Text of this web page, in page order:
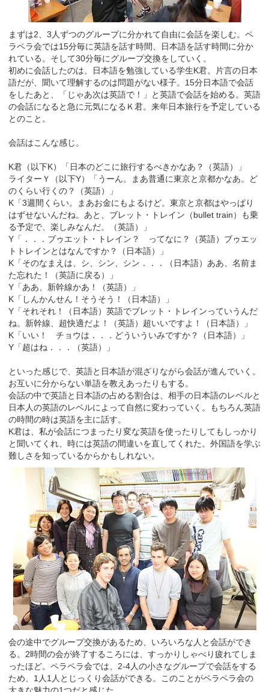
まずは2、3人ずつのグループに分かれて自由に会話を楽しむ。ペ
ラペラ会では15分毎に英語を話す時間、日本語を話す時間に分か
れている。そして30分毎にグループ交換をしていく。
初めに会話したのは、日本語を勉強している学生K君。片言の日本
語だが、聞いて理解するのは問題がない様子。15分日本語で会話
をしたあと、「じゃあ次は英語で！」と英語で会話を始める。英語
の会話になると急に元気になるＫ君。来年日本旅行を予定している
とのこと。
会話はこんな感じ。
K君（以下K）「日本のどこに旅行するべきかなあ？（英語）」
ライターＹ（以下Y）「うーん。まあ普通に東京と京都かなあ。ど
のくらい行くの？（英語）」
K「3週間くらい。まあお金にもよるけど。東京と京都はやっぱり
はずせないんだね。あと、ブレット・トレイン（bullet train）も乗
る予定で、楽しみなんだ。（英語）」
Y「．．．ブゥエット・トレイン？ ってなに？（英語）ブゥエッ
トトレインとはなんですか？（日本語）」
K「そのなまえは、シ、シン、シン．．．（日本語）ああ、名前ま
た忘れた！（英語に戻る）」
Y「ああ、新幹線かあ！（英語）」
K「しんかんせん！そうそう！（日本語）」
Y「それそれ！（日本語）英語でブレット・トレインっていうんだ
ね。新幹線、超快適だよ！（英語）超いいですよ！（日本語）」
K「いい！ チョウは．．．どういういみですか？（日本語）」
Y「超はね．．．（英語）」
といった感じで、英語と日本語が混ざりながら会話が進んでいく。
お互いに分からない単語を教えあったりもする。
会話の中で英語と日本語の占める割合は、相手の日本語のレベルと
日本人の英語のレベルによって自然に変わっていく。もちろん英語
の時間の時は英語を主に話す。
K君は、私が会話につまったり変な英語を使ったりしてもしっかり
と聞いてくれ、時には英語の間違いを直してくれた。外国語を学ぶ
難しさを知っているからかもしれない。
会の途中でグループ交換があるため、いろいろな人と会話ができ
る。2時間の会が終了するころには、すっかりしゃべり疲れてしま
ったほど。ペラペラ会では、2-4人の小さなグループで会話をする
ため、1人1人とじっくり会話ができる。このことがペラペラ会の
大きな魅力の1つだと感じた。